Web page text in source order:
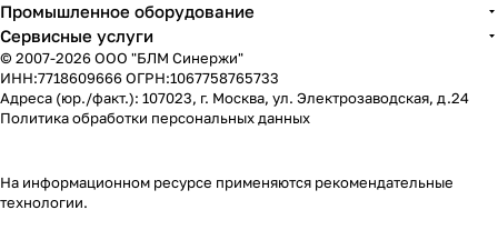
Промышленное оборудование
Сервисные услуги
© 2007-2026 ООО "БЛМ Синержи"
ИНН:7718609666 ОГРН:1067758765733
Адреса (юр./факт.): 107023, г. Москва, ул. Электрозаводская, д.24
Политика обработки персональных данных
На информационном ресурсе применяются рекомендательные
технологии.